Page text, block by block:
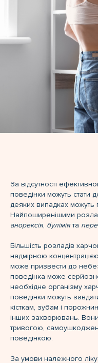
За відсутності
поведінки можуть стати
деяких випадках можуть
Найпоширенішими
анорексія, буліміята
Більшість розладів
надмірною
може призвести до
поведінка може
необхідне організму
поведінки можуть
кісткам, зубам і
інших захворювань.
тривогою,
поведінкою.
За умови належного